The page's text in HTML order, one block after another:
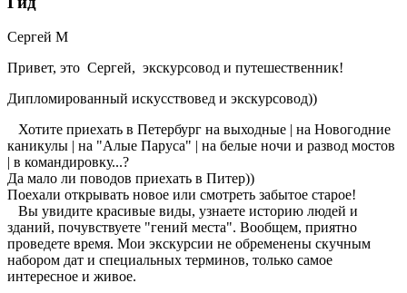
Сергей М
Привет, это Сергей, экскурсовод и путешественник!
Дипломированный искусствовед и экскурсовод))
Хотите приехать в Петербург на выходные | на Новогодние
каникулы | на "Алые Паруса" | на белые ночи и развод мостов
| в командировку...?
Да мало ли поводов приехать в Питер))
Поехали открывать новое или смотреть забытое старое!
Вы увидите красивые виды, узнаете историю людей и
зданий, почувствуете "гений места". Вообщем, приятно
проведете время. Мои экскурсии не обременены скучным
набором дат и специальных терминов, только самое
интересное и живое.